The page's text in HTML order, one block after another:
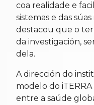
coa realidade e
sistemas e das
destacou que o
da investigación,
dela.
A dirección do
modelo do
entre a saúde